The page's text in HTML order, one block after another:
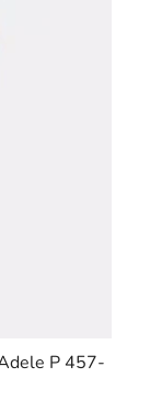
P 457-